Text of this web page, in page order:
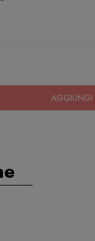
AGGIUNGI